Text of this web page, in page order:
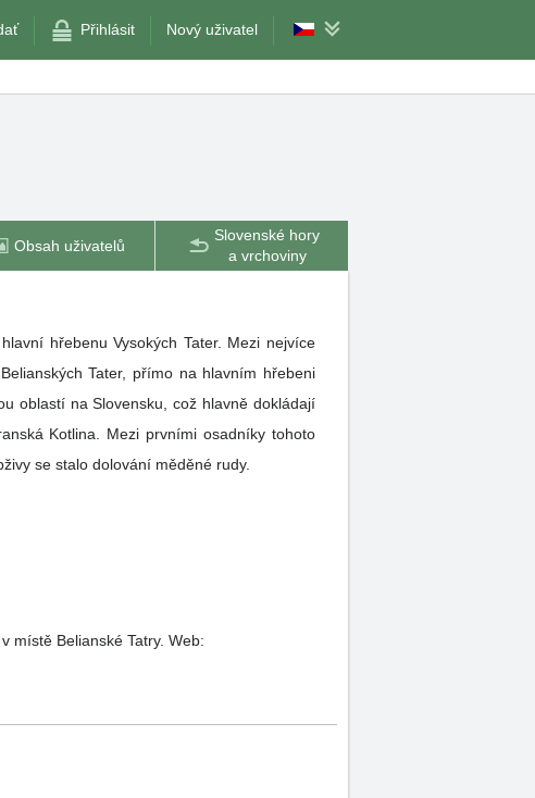
Přihlásit Nový uživatel
Obsah uživatelů
Slovenské hory
a vrchoviny
hřebenu Vysokých Tater. Mezi nejvíce
Tater, přímo na hlavním hřebeni
oblastí na Slovensku, což hlavně dokládají
Kotlina. Mezi prvními osadníky tohoto
se stalo dolování měděné rudy.
místě Belianské Tatry. Web: